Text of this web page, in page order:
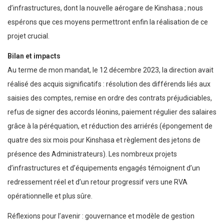
d’infrastructures, dont la nouvelle aérogare de Kinshasa ; nous
espérons que ces moyens permettront enfin la réalisation de ce
projet crucial.
Bilan et impacts
Au terme de mon mandat, le 12 décembre 2023, la direction avait
réalisé des acquis significatifs : résolution des différends liés aux
saisies des comptes, remise en ordre des contrats préjudiciables,
refus de signer des accords léonins, paiement régulier des salaires
grâce à la péréquation, et réduction des arriérés (épongement de
quatre des six mois pour Kinshasa et règlement des jetons de
présence des Administrateurs). Les nombreux projets
d’infrastructures et d’équipements engagés témoignent d’un
redressement réel et d’un retour progressif vers une RVA
opérationnelle et plus sûre.
Réflexions pour l’avenir : gouvernance et modèle de gestion